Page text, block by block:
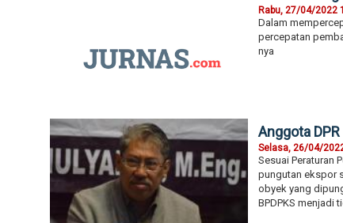
Rabu, 27/04/2022
Dalam
percepatan
nya
Anggota
Selasa, 26/04/
Sesuai Peraturan
pungutan ekspor
obyek yang
BPDPKS menjadi